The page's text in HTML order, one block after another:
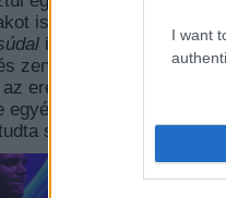
I want
is, hiszen előkerült
is, de aki eléggé
zenekara az
Induljon a
eredménye: a tömeg
egyébként is így szokott
szinte az összes